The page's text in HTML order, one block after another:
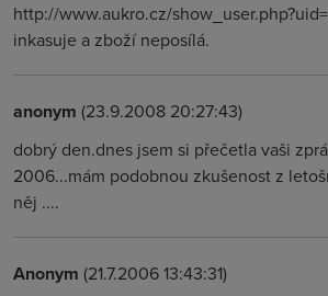
http://www.aukro.cz/
inkasuje a zboží neposílá.
anonym (23.9.2008 20:27:43)
dobrý den.dnes jsem si přečetla vaši
2006...mám podobnou zkušenost z
něj ....
Anonym (21.7.2006 13:43:31)